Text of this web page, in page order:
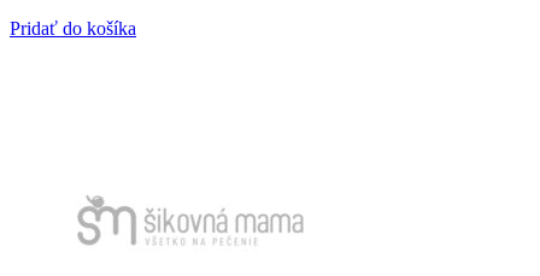
Pridať do košíka